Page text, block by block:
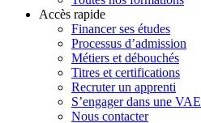
Accès rapide
Financer ses études
Processus d’admission
Métiers et débouchés
Titres et certifications
Recruter un apprenti
S’engager dans une VAE
Nous contacter